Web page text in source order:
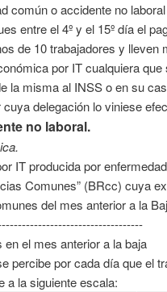
común o accidente no
entre el 4º y el 15º día el
de 10 trabajadores y
por IT cualquiera
la misma al INSS o en su
delegación lo viniese
no laboral.
IT producida por
Comunes” (BRcc) cuya
del mes anterior a la
el mes anterior a la baja
percibe por cada día que el
a la siguiente escala: